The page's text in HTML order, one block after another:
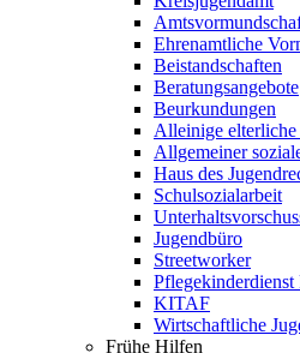
Ehrenamtliche
Beistandschaften
Beratungsangebote
Beurkundungen
Alleinige elterliche
Allgemeiner
Haus des
Schulsozialarbeit
Jugendbüro
Streetworker
KITAF
Wirtschaftliche
Frühe Hilfen